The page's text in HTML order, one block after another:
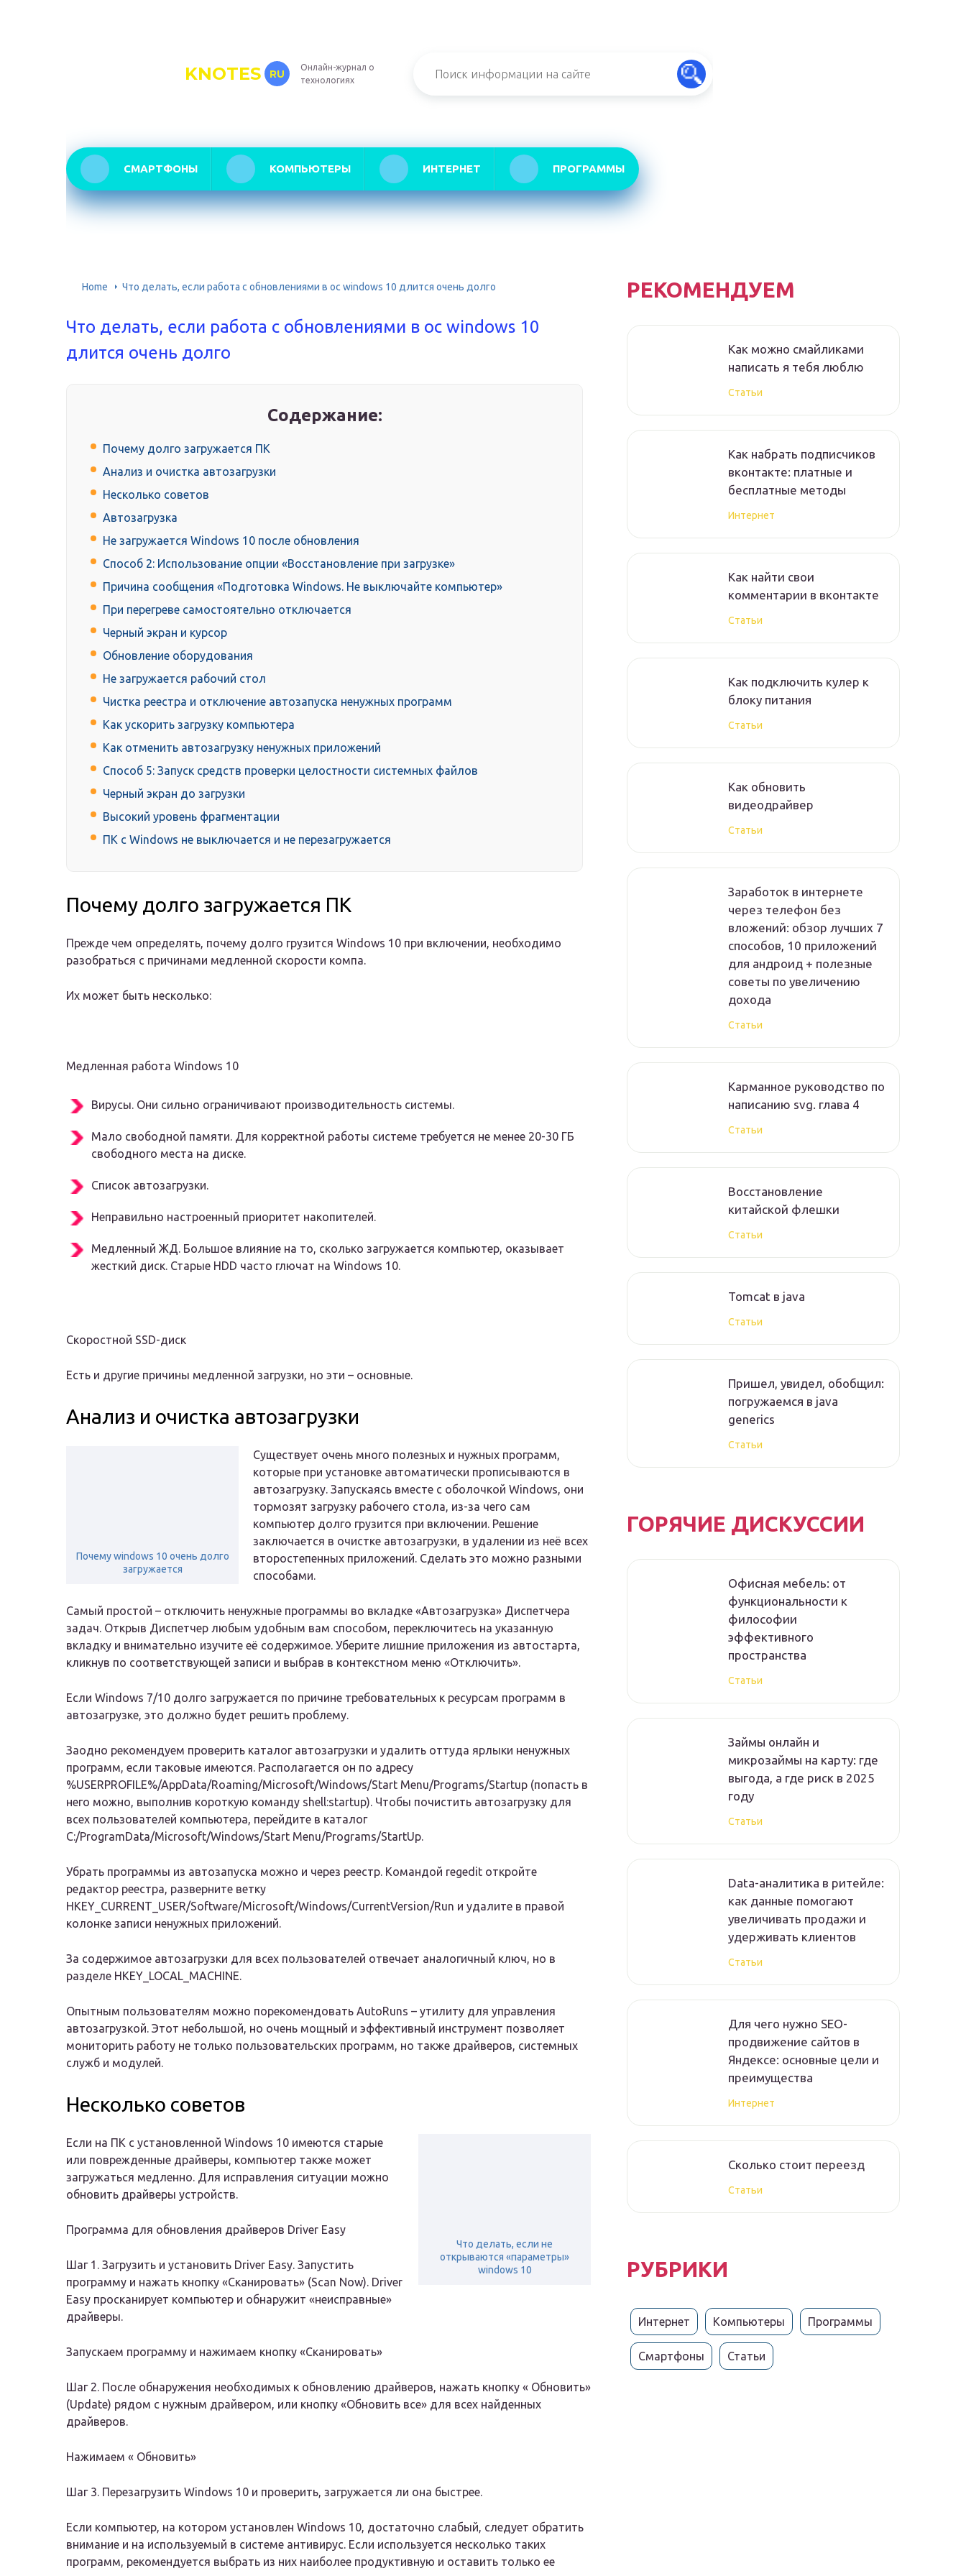
KNOTES RU
Онлайн-журнал о
технологиях
СМАРТФОНЫ КОМПЬЮТЕРЫ ИНТЕРНЕТ ПРОГРАММЫ
Home Что делать, если работа с обновлениями в ос windows 10 длится очень долго
Что делать, если работа с обновлениями в ос windows 10
длится очень долго
Содержание:
Почему долго загружается ПК
Анализ и очистка автозагрузки
Несколько советов
Автозагрузка
Не загружается Windows 10 после обновления
Способ 2: Использование опции «Восстановление при загрузке»
Причина сообщения «Подготовка Windows. Не выключайте компьютер»
При перегреве самостоятельно отключается
Черный экран и курсор
Обновление оборудования
Не загружается рабочий стол
Чистка реестра и отключение автозапуска ненужных программ
Как ускорить загрузку компьютера
Как отменить автозагрузку ненужных приложений
Способ 5: Запуск средств проверки целостности системных файлов
Черный экран до загрузки
Высокий уровень фрагментации
ПК с Windows не выключается и не перезагружается
Почему долго загружается ПК
Прежде чем определять, почему долго грузится Windows 10 при включении, необходимо
разобраться с причинами медленной скорости компа.
Их может быть несколько:
Медленная работа Windows 10
Вирусы. Они сильно ограничивают производительность системы.
Мало свободной памяти. Для корректной работы системе требуется не менее 20-30 ГБ
свободного места на диске.
Список автозагрузки.
Неправильно настроенный приоритет накопителей.
Медленный ЖД. Большое влияние на то, сколько загружается компьютер, оказывает
жесткий диск. Старые HDD часто глючат на Windows 10.
Скоростной SSD-диск
Есть и другие причины медленной загрузки, но эти – основные.
Анализ и очистка автозагрузки
Почему windows 10 очень долго
загружается
Существует очень много полезных и нужных программ,
которые при установке автоматически прописываются в
автозагрузку. Запускаясь вместе с оболочкой Windows, они
тормозят загрузку рабочего стола, из-за чего сам
компьютер долго грузится при включении. Решение
заключается в очистке автозагрузки, в удалении из неё всех
второстепенных приложений. Сделать это можно разными
способами.
Самый простой – отключить ненужные программы во вкладке «Автозагрузка» Диспетчера
задач. Открыв Диспетчер любым удобным вам способом, переключитесь на указанную
вкладку и внимательно изучите её содержимое. Уберите лишние приложения из автостарта,
кликнув по соответствующей записи и выбрав в контекстном меню «Отключить».
Если Windows 7/10 долго загружается по причине требовательных к ресурсам программ в
автозагрузке, это должно будет решить проблему.
Заодно рекомендуем проверить каталог автозагрузки и удалить оттуда ярлыки ненужных
программ, если таковые имеются. Располагается он по адресу
%USERPROFILE%/AppData/Roaming/Microsoft/Windows/Start Menu/Programs/Startup (попасть в
него можно, выполнив короткую команду shell:startup). Чтобы почистить автозагрузку для
всех пользователей компьютера, перейдите в каталог
C:/ProgramData/Microsoft/Windows/Start Menu/Programs/StartUp.
Убрать программы из автозапуска можно и через реестр. Командой regedit откройте
редактор реестра, разверните ветку
HKEY_CURRENT_USER/Software/Microsoft/Windows/CurrentVersion/Run и удалите в правой
колонке записи ненужных приложений.
За содержимое автозагрузки для всех пользователей отвечает аналогичный ключ, но в
разделе HKEY_LOCAL_MACHINE.
Опытным пользователям можно порекомендовать AutoRuns – утилиту для управления
автозагрузкой. Этот небольшой, но очень мощный и эффективный инструмент позволяет
мониторить работу не только пользовательских программ, но также драйверов, системных
служб и модулей.
Несколько советов
Что делать, если не
открываются «параметры»
windows 10
Если на ПК с установленной Windows 10 имеются старые
или поврежденные драйверы, компьютер также может
загружаться медленно. Для исправления ситуации можно
обновить драйверы устройств.
Программа для обновления драйверов Driver Easy
Шаг 1. Загрузить и установить Driver Easy. Запустить
программу и нажать кнопку «Сканировать» (Scan Now). Driver
Easy просканирует компьютер и обнаружит «неисправные»
драйверы.
Запускаем программу и нажимаем кнопку «Сканировать»
Шаг 2. После обнаружения необходимых к обновлению драйверов, нажать кнопку « Обновить»
(Update) рядом с нужным драйвером, или кнопку «Обновить все» для всех найденных
драйверов.
Нажимаем « Обновить»
Шаг 3. Перезагрузить Windows 10 и проверить, загружается ли она быстрее.
Если компьютер, на котором установлен Windows 10, достаточно слабый, следует обратить
внимание и на используемый в системе антивирус. Если используется несколько таких
программ, рекомендуется выбрать из них наиболее продуктивную и оставить только ее
РЕКОМЕНДУЕМ
Как можно смайликами
написать я тебя люблю
Статьи
Как набрать подписчиков
вконтакте: платные и
бесплатные методы
Интернет
Как найти свои
комментарии в вконтакте
Статьи
Как подключить кулер к
блоку питания
Статьи
Как обновить
видеодрайвер
Статьи
Заработок в интернете
через телефон без
вложений: обзор лучших 7
способов, 10 приложений
для андроид + полезные
советы по увеличению
дохода
Статьи
Карманное руководство по
написанию svg. глава 4
Статьи
Восстановление
китайской флешки
Статьи
Tomcat в java
Статьи
Пришел, увидел, обобщил:
погружаемся в java
generics
Статьи
ГОРЯЧИЕ ДИСКУССИИ
Офисная мебель: от
функциональности к
философии
эффективного
пространства
Статьи
Займы онлайн и
микрозаймы на карту: где
выгода, а где риск в 2025
году
Статьи
Data-аналитика в ритейле:
как данные помогают
увеличивать продажи и
удерживать клиентов
Статьи
Для чего нужно SEO-
продвижение сайтов в
Яндексе: основные цели и
преимущества
Интернет
Сколько стоит переезд
Статьи
РУБРИКИ
Интернет Компьютеры Программы
Смартфоны Статьи